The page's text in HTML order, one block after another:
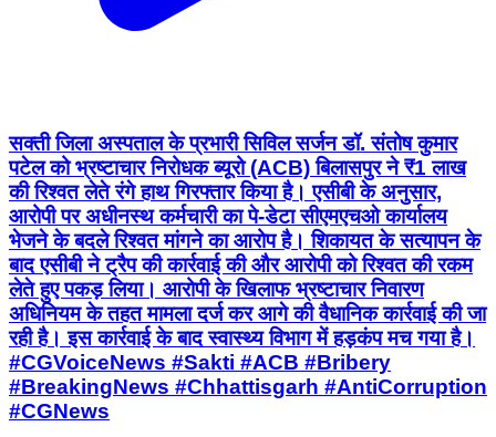
सक्ती जिला अस्पताल के प्रभारी सिविल सर्जन डॉ. संतोष कुमार
पटेल को भ्रष्टाचार निरोधक ब्यूरो (ACB) बिलासपुर ने ₹1 लाख
की रिश्वत लेते रंगे हाथ गिरफ्तार किया है। एसीबी के अनुसार,
आरोपी पर अधीनस्थ कर्मचारी का पे-डेटा सीएमएचओ कार्यालय
भेजने के बदले रिश्वत मांगने का आरोप है। शिकायत के सत्यापन के
बाद एसीबी ने ट्रैप की कार्रवाई की और आरोपी को रिश्वत की रकम
लेते हुए पकड़ लिया। आरोपी के खिलाफ भ्रष्टाचार निवारण
अधिनियम के तहत मामला दर्ज कर आगे की वैधानिक कार्रवाई की जा
रही है। इस कार्रवाई के बाद स्वास्थ्य विभाग में हड़कंप मच गया है।
#CGVoiceNews #Sakti #ACB #Bribery
#BreakingNews #Chhattisgarh #AntiCorruption
#CGNews